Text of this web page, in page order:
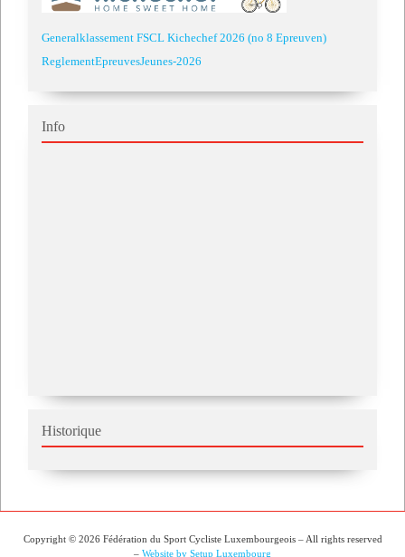
Generalklassement FSCL Kichechef 2026 (no 8 Epreuven)
ReglementEpreuvesJeunes-2026
Info
Historique
Copyright © 2026 Fédération du Sport Cycliste Luxembourgeois – All rights reserved
– Website by Setup Luxembourg